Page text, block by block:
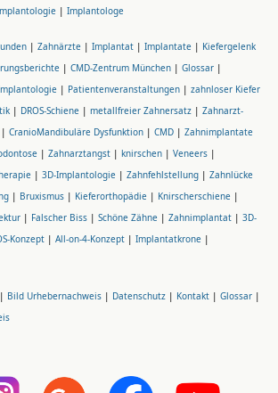
| Implantologe
| Zahnärzte | Implantat | Implantate | Kiefergelenk
| CMD-Zentrum München | Glossar |
| Patientenveranstaltungen | zahnloser Kiefer
| DROS-Schiene | metallfreier Zahnersatz | Zahnarzt-
| CranioMandibuläre Dysfunktion | CMD | Zahnimplantate
| Zahnarztangst | knirschen | Veneers |
| 3D-Implantologie | Zahnfehlstellung | Zahnlücke
| Bruxismus | Kieferorthopädie | Knirscherschiene |
| Falscher Biss | Schöne Zähne | Zahnimplantat | 3D-
Konzept | All-on-4-Konzept | Implantatkrone |
| Bild Urhebernachweis | Datenschutz | Kontakt | Glossar |